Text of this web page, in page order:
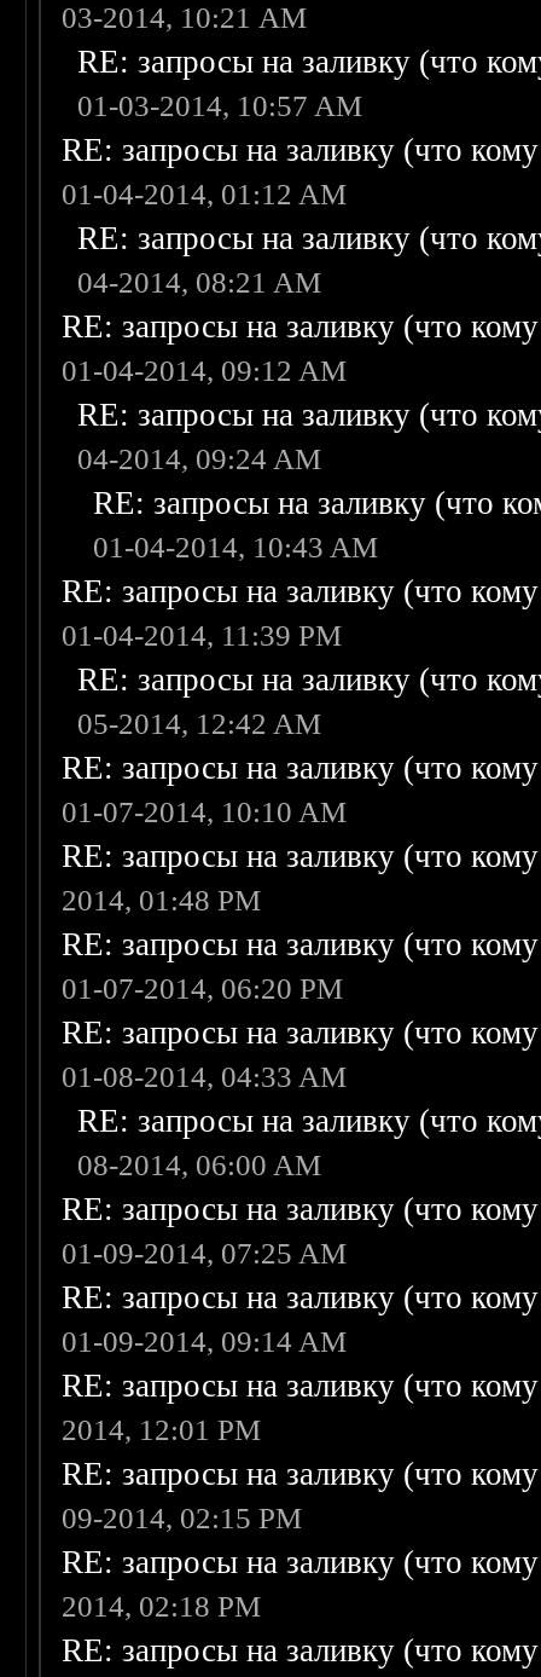
03-2014, 10:21 AM
RE: запросы на заливку (что
01-03-2014, 10:57 AM
RE: запросы на заливку (что
01-04-2014, 01:12 AM
RE: запросы на заливку (что
04-2014, 08:21 AM
RE: запросы на заливку (что
01-04-2014, 09:12 AM
RE: запросы на заливку (что
04-2014, 09:24 AM
RE: запросы на заливку (что
01-04-2014, 10:43 AM
RE: запросы на заливку (что
01-04-2014, 11:39 PM
RE: запросы на заливку (что
05-2014, 12:42 AM
RE: запросы на заливку (что
01-07-2014, 10:10 AM
RE: запросы на заливку (что
2014, 01:48 PM
RE: запросы на заливку (что
01-07-2014, 06:20 PM
RE: запросы на заливку (что
01-08-2014, 04:33 AM
RE: запросы на заливку (что
08-2014, 06:00 AM
RE: запросы на заливку (что
01-09-2014, 07:25 AM
RE: запросы на заливку (что
01-09-2014, 09:14 AM
RE: запросы на заливку (что
2014, 12:01 PM
RE: запросы на заливку (что
09-2014, 02:15 PM
RE: запросы на заливку (что
2014, 02:18 PM
RE: запросы на заливку (что